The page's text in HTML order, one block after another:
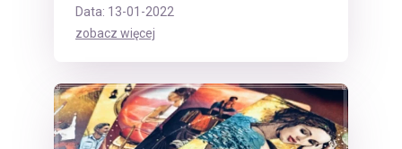
Data: 13-01-2022
zobacz więcej